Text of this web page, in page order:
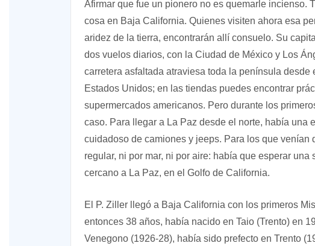
Afirmar que fue un pionero no es quemarle incienso.
cosa en Baja California. Quienes visiten ahora esa
aridez de la tierra, encontrarán allí consuelo. Su
dos vuelos diarios, con la Ciudad de México y Los
carretera asfaltada atraviesa toda la península desde
Estados Unidos; en las tiendas puedes encontrar
supermercados americanos. Pero durante los
caso. Para llegar a La Paz desde el norte, había una
cuidadoso de camiones y jeeps. Para los que venían
regular, ni por mar, ni por aire: había que esperar
cercano a La Paz, en el Golfo de California.
El P. Ziller llegó a Baja California con los primeros
entonces 38 años, había nacido en Taio (Trento) en
Venegono (1926-28), había sido prefecto en Trento